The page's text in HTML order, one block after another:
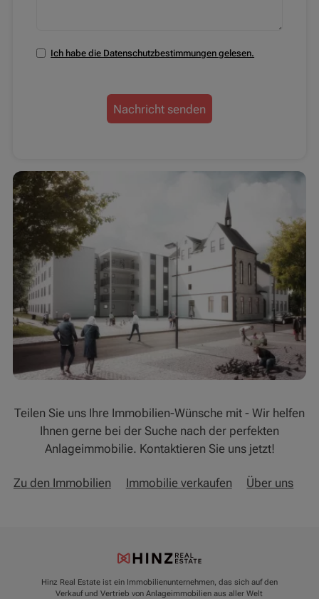
Datenschutzbestimmungen zustimmen
Ich habe die Datenschutzbestimmungen gelesen.
Nachricht senden
Teilen Sie uns Ihre Immobilien-Wünsche mit - Wir helfen
Ihnen gerne bei der Suche nach der perfekten
Anlageimmobilie. Kontaktieren Sie uns jetzt!
Zu den Immobilien Immobilie verkaufen Über uns
Hinz Real Estate ist ein Immobilienunternehmen, das sich auf den
Verkauf und Vertrieb von Anlageimmobilien aus aller Welt